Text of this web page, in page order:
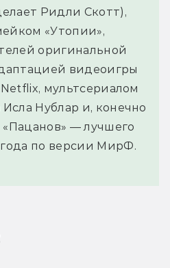
Ридли Скотт),
«Утопии»,
оригинальной
видеоигры
мультсериалом
Нублар и, конечно
— лучшего
по версии МирФ.